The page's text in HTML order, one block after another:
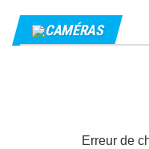
CAMÉRAS
Erreur de